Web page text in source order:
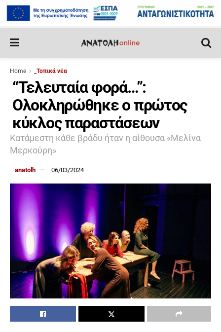
Home _Τοπικά νέα
“Τελευταία φορά…”:
Ολοκληρώθηκε ο πρώτος
κύκλος παραστάσεων
Κατάμεστη κάθε βράδυ ήταν η αίθουσα «Μελίνα
Μερκούρη»
anatolh 06/03/2024